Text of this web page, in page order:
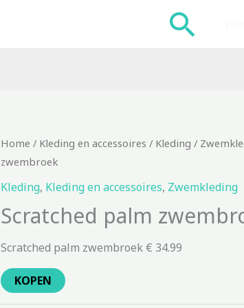
Home / Kleding en accessoires / Kleding /
zwembroek
Kleding, Kleding en accessoires, Zwemkleding
Scratched palm
Scratched palm zwembroek € 34.99
KOPEN